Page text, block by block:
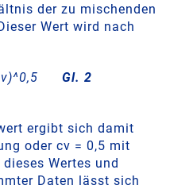
der zu mischenden
Wert wird nach
Gl. 2
ergibt sich damit
oder cv = 0,5 mit
Wertes und
Daten lässt sich